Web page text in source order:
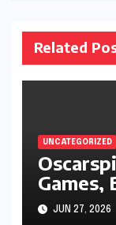
Related
UNCATEGORIZED
Games,
JUN 27, 2026